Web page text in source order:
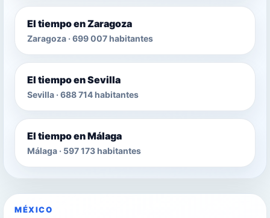
El tiempo en Zaragoza
Zaragoza · 699 007 habitantes
El tiempo en Sevilla
Sevilla · 688 714 habitantes
El tiempo en Málaga
Málaga · 597 173 habitantes
MÉXICO